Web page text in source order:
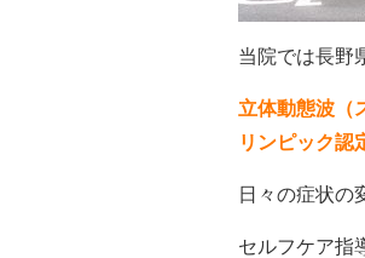
当院では長野
立体動態波（
リンピック認
日々の症状の
セルフケア指